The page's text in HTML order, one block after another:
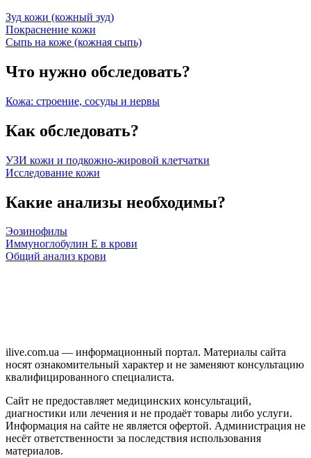
Зуд кожи (кожный зуд)
Покраснение кожи
Сыпь на коже (кожная сыпь)
Что нужно обследовать?
Кожа: строение, сосуды и нервы
Как обследовать?
УЗИ кожи и подкожно-жировой клетчатки
Исследование кожи
Какие анализы необходимы?
Эозинофилы
Иммуноглобулин Е в крови
Общий анализ крови
ilive.com.ua — информационный портал. Материалы сайта
носят ознакомительный характер и не заменяют консультацию
квалифицированного специалиста.
Сайт не предоставляет медицинских консультаций,
диагностики или лечения и не продаёт товары либо услуги.
Информация на сайте не является офертой. Администрация не
несёт ответственности за последствия использования
материалов.